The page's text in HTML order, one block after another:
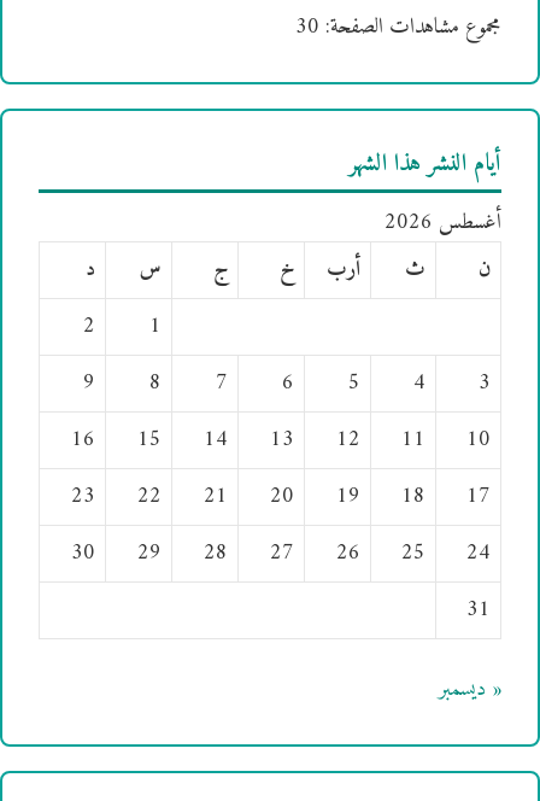
مجموع مشاهدات الصفحة: 30
أيام النشر هذا الشهر
أغسطس 2026
ن
ث أرب خ ج س
د
1
2
3
4
5
6
7
8
9
10
11
12
13
14
15
16
17
18
19
20
21
22
23
24
25
26
27
28
29
30
31
« ديسمبر